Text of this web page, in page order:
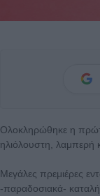
Ολοκληρώθηκε η
ηλιόλουστη, λαμπερή
Μεγάλες πρεμιέρες
-παραδοσιακά-